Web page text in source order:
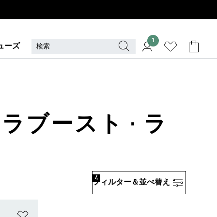
ーズ
1
ブースト · ラ
フィルター＆並べ替え
4